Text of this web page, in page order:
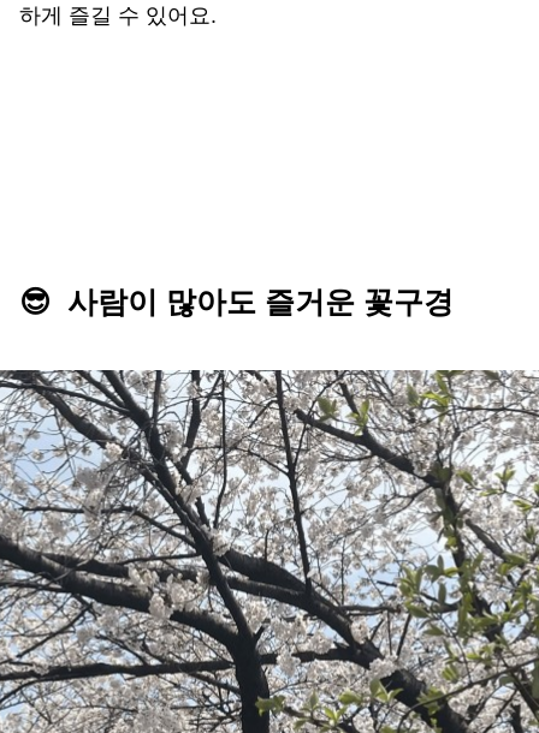
하게 즐길 수 있어요.
😎 사람이 많아도 즐거운 꽃구경